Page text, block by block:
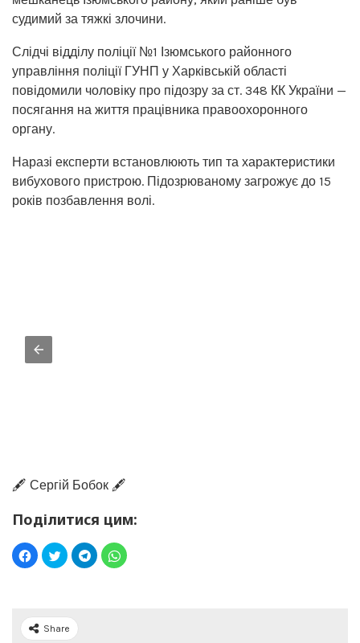
судимий за тяжкі злочини.
Слідчі відділу поліції №1 Ізюмського районного
управління поліції ГУНП у Харківській області
повідомили чоловіку про підозру за ст. 348 КК України —
посягання на життя працівника правоохоронного
органу.
Наразі експерти встановлюють тип та характеристики
вибухового пристрою. Підозрюваному загрожує до 15
років позбавлення волі.
🖋️ Сергій Бобок 🖋️
Поділитися цим:
Share